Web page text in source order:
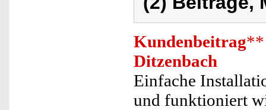
Kundenbeitrag**
Ditzenbach
Einfache
und funktioniert